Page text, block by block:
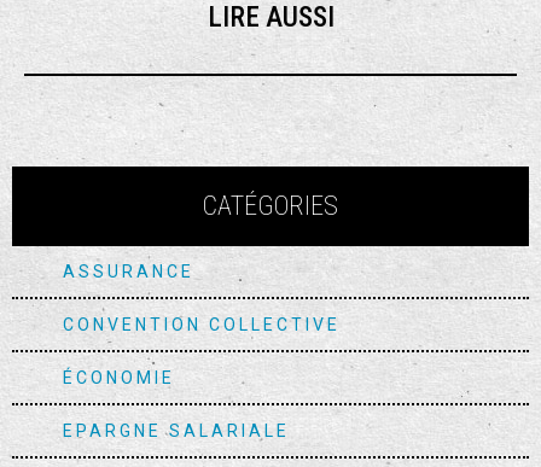
LIRE AUSSI
CATÉGORIES
ASSURANCE
CONVENTION COLLECTIVE
ÉCONOMIE
EPARGNE SALARIALE